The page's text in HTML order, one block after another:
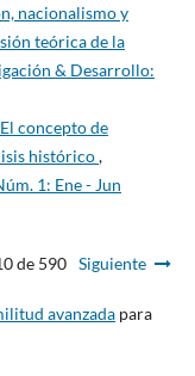
nacionalismo y
teórica de la
& Desarrollo:
El concepto de
histórico,
1: Ene - Jun
de 590 Siguiente
avanzadapara